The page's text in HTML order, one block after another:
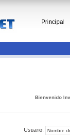
Principal
Bienvenido
Usuario: